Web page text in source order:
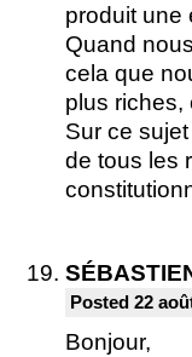
produit une
Quand
cela que
plus riches,
Sur ce
de tous les
Posted 22
Bonjour,